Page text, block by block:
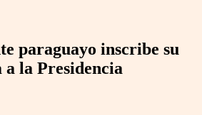
paraguayo inscribe su
la Presidencia